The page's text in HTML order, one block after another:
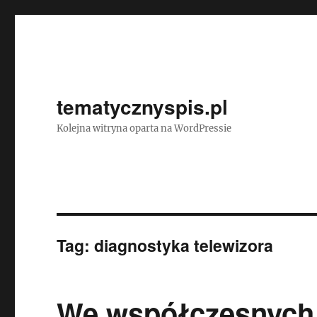
tematycznyspis.pl
Kolejna witryna oparta na WordPressie
Tag:diagnostyka telewizora